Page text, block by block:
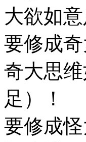
大欲如
要修成
奇大思
足）！
要修成